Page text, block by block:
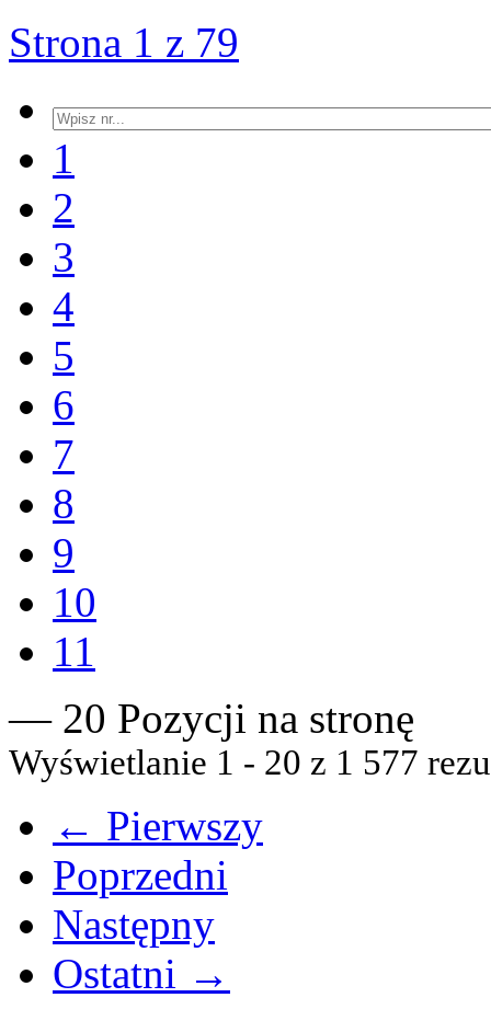
Strona 1 z 79
1
2
3
4
5
6
7
8
9
10
11
— 20 Pozycji na stronę
Wyświetlanie 1 - 20 z 1 577
← Pierwszy
Poprzedni
Następny
Ostatni →